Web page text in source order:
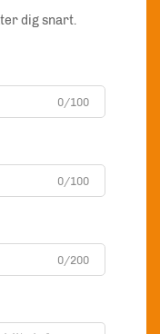
dig snart.
0/100
0/100
0/200